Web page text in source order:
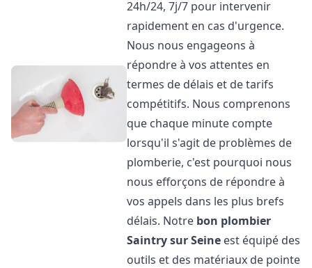
24h/24, 7j/7 pour intervenir
rapidement en cas d'urgence.
Nous nous engageons à
répondre à vos attentes en
termes de délais et de tarifs
compétitifs. Nous comprenons
que chaque minute compte
lorsqu'il s'agit de problèmes de
plomberie, c'est pourquoi nous
nous efforçons de répondre à
vos appels dans les plus brefs
délais. Notre bon plombier
Saintry sur Seine est équipé des
outils et des matériaux de pointe